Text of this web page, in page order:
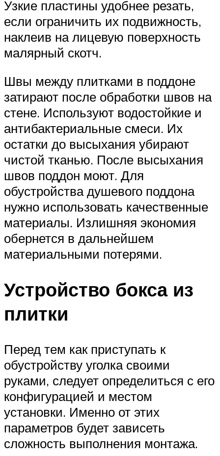
Узкие пластины удобнее резать,
если ограничить их подвижность,
наклеив на лицевую поверхность
малярный скотч.
Швы между плитками в поддоне
затирают после обработки швов на
стене. Используют водостойкие и
антибактериальные смеси. Их
остатки до высыхания убирают
чистой тканью. После высыхания
швов поддон моют. Для
обустройства душевого поддона
нужно использовать качественные
материалы. Излишняя экономия
обернется в дальнейшем
материальными потерями.
Устройство бокса из
плитки
Перед тем как приступать к
обустройству уголка своими
руками, следует определиться с его
конфигурацией и местом
установки. Именно от этих
параметров будет зависеть
сложность выполнения монтажа.